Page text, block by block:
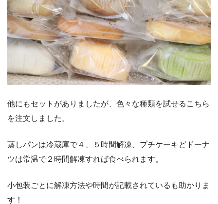
他にもセットがありましたが、色々な種類を試せるこちら
を注文しました。
蒸しパンは冷蔵庫で４、５時間解凍、プチケーキどドーナ
ツは常温で２時間解凍すれば食べられます。
小包装ごとに解凍方法や時間が記載されているも助かりま
す！